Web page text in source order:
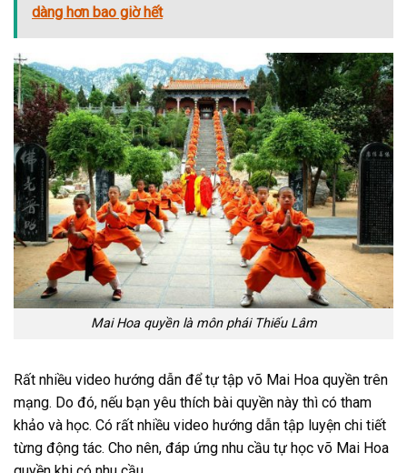
dàng hơn bao giờ hết
Mai Hoa quyền là môn phái Thiếu Lâm
Rất nhiều video hướng dẫn để tự tập võ Mai Hoa quyền trên
mạng. Do đó, nếu bạn yêu thích bài quyền này thì có tham
khảo và học. Có rất nhiều video hướng dẫn tập luyện chi tiết
từng động tác. Cho nên, đáp ứng nhu cầu tự học võ Mai Hoa